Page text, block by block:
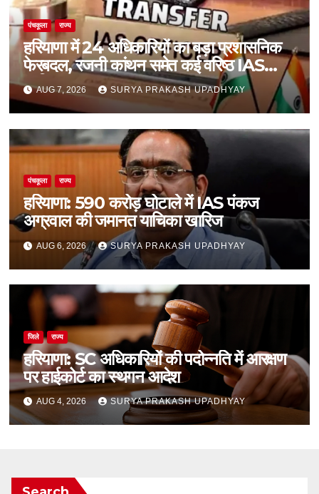
पंचकूला राज्य
हरियाणा में 24 अधिकारियों का बड़ा प्रशासनिक
फेरबदल, रजनी कांथन समेत कई वरिष्ठ IAS
शामिल
AUG 7, 2026 SURYA PRAKASH UPADHYAY
पंचकूला राज्य
हरियाणा: 590 करोड़ घोटाले में IAS पंकज
अग्रवाल की जमानत याचिका खारिज
AUG 6, 2026 SURYA PRAKASH UPADHYAY
जिले राज्य
हरियाणा: SC अधिकारियों की पदोन्नति में आरक्षण
पर हाईकोर्ट का स्थगन आदेश
AUG 4, 2026 SURYA PRAKASH UPADHYAY